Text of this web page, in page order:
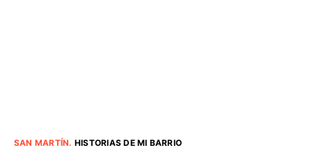
SAN MARTÍN. HISTORIAS DE MI BARRIO